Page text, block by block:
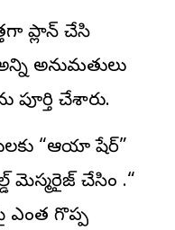
ప్లాన్ చేసి
అనుమతులు
చేశారు.
“ఆయా షేర్”
చేసింది .“ది
ఎంత గొప్ప